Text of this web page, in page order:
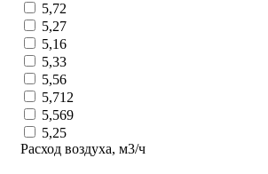
5,72
5,27
5,16
5,33
5,56
5,712
5,569
5,25
Расход воздуха, м3/ч